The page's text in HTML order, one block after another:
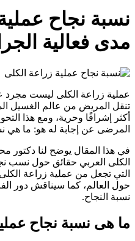
نسبة نجاح
مدى فعالية
عملية زراعة الكلى ليست مجرد
تنقل المريض من عالم الغسيل
أكثر إشراقًا وحرية، ومع هذا
المرضى عن إجابة له هو: ما هي
في هذا المقال يوضح لنا دكتور
الكلى العربي حقائق حول نسب
التي تجعل من عملية زراعة
حول العالم، كما سيناقش دور
نسبة النجاح.
ما هى نسبة نجاح